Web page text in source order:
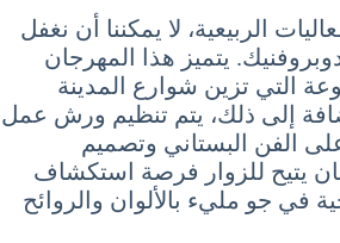
الربيعية، لا يمكننا أن نغفل
يتميز هذا المهرجان
التي تزين شوارع المدينة
إلى ذلك، يتم تنظيم ورش عمل
الفن البستاني وتصميم
يتيح للزوار فرصة استكشاف
في جو مليء بالألوان والروائح